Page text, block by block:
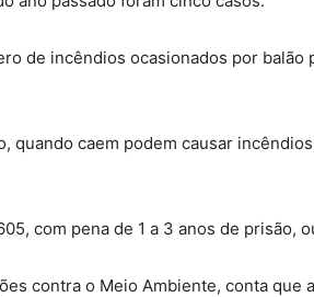
de incêndios ocasionados por
quando caem podem causar
com pena de 1 a 3 anos de prisão,
contra o Meio Ambiente, conta